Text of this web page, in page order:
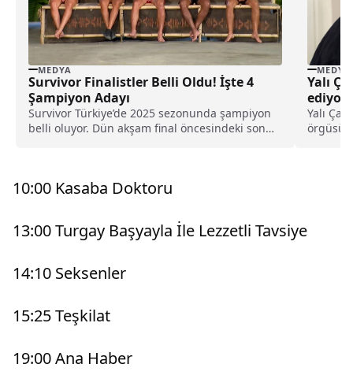
MEDYA
Survivor Finalistler Belli Oldu! İşte 4
Şampiyon Adayı
Survivor Türkiye’de 2025 sezonunda şampiyon
belli oluyor. Dün akşam final öncesindeki son
MEDYA
Yalı
ediyor!
Yalı
örgüsü
10:00 Kasaba Doktoru
13:00 Turgay Başyayla İle Lezzetli Tavsiye
14:10 Seksenler
15:25 Teşkilat
19:00 Ana Haber